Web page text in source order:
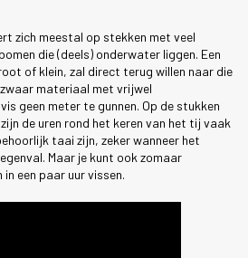
zich meestal op stekken met veel
die (deels) onderwater liggen. Een
of klein, zal direct terug willen naar die
materiaal met vrijwel
geen meter te gunnen. Op de stukken
de uren rond het keren van het tij vaak
taai zijn, zeker wanneer het
Maar je kunt ook zomaar
een paar uur vissen.